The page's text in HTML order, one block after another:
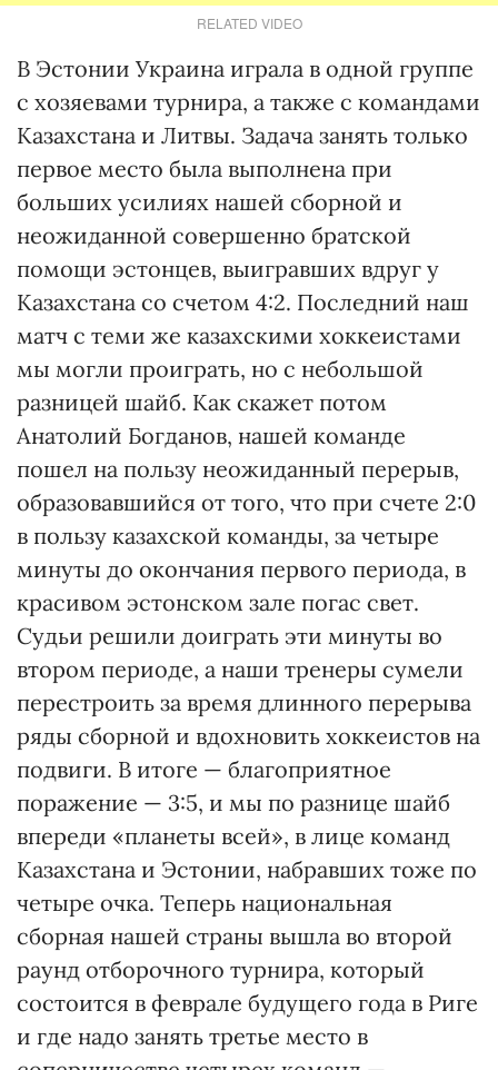
RELATED VIDEO
В Эстонии Украина играла в одной группе
с хозяевами турнира, а также с командами
Казахстана и Литвы. Задача занять только
первое место была выполнена при
больших усилиях нашей сборной и
неожиданной совершенно братской
помощи эстонцев, выигравших вдруг у
Казахстана со счетом 4:2. Последний наш
матч с теми же казахскими хоккеистами
мы могли проиграть, но с небольшой
разницей шайб. Как скажет потом
Анатолий Богданов, нашей команде
пошел на пользу неожиданный перерыв,
образовавшийся от того, что при счете 2:0
в пользу казахской команды, за четыре
минуты до окончания первого периода, в
красивом эстонском зале погас свет.
Судьи решили доиграть эти минуты во
втором периоде, а наши тренеры сумели
перестроить за время длинного перерыва
ряды сборной и вдохновить хоккеистов на
подвиги. В итоге — благоприятное
поражение — 3:5, и мы по разнице шайб
впереди «планеты всей», в лице команд
Казахстана и Эстонии, набравших тоже по
четыре очка. Теперь национальная
сборная нашей страны вышла во второй
раунд отборочного турнира, который
состоится в феврале будущего года в Риге
и где надо занять третье место в